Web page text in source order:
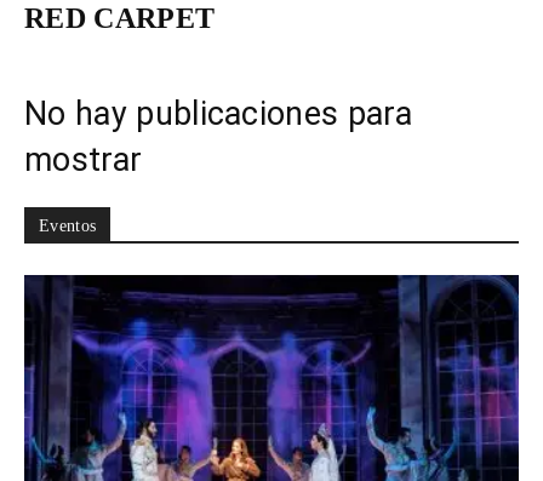
Cinéfilos
RED CARPET
No hay publicaciones para
mostrar
Eventos